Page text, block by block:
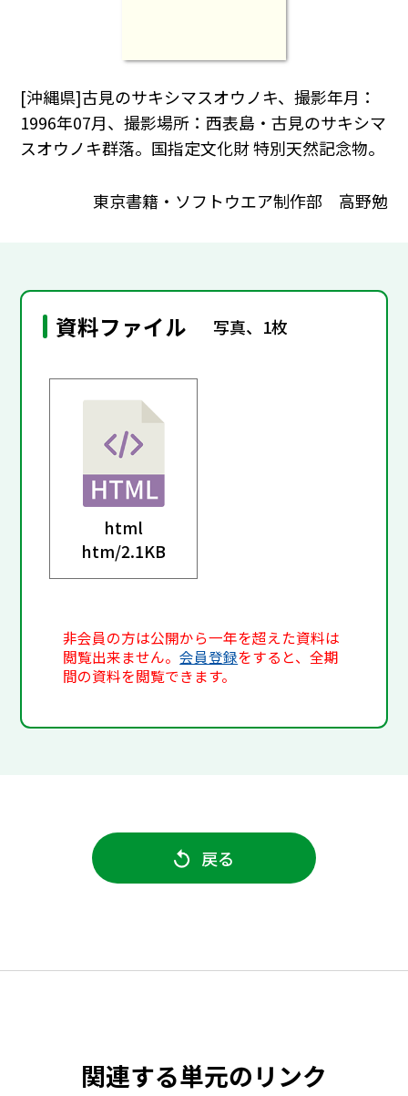
[沖縄県]古見のサキシマスオウノキ、撮影年月：
1996年07月、撮影場所：西表島・古見のサキシマ
スオウノキ群落。国指定文化財 特別天然記念物。
東京書籍・ソフトウエア制作部 高野勉
資料ファイル 写真、1枚
html
htm/2.1KB
非会員の方は公開から一年を超えた資料は
閲覧出来ません。会員登録をすると、全期
間の資料を閲覧できます。
戻る
関連する単元のリンク